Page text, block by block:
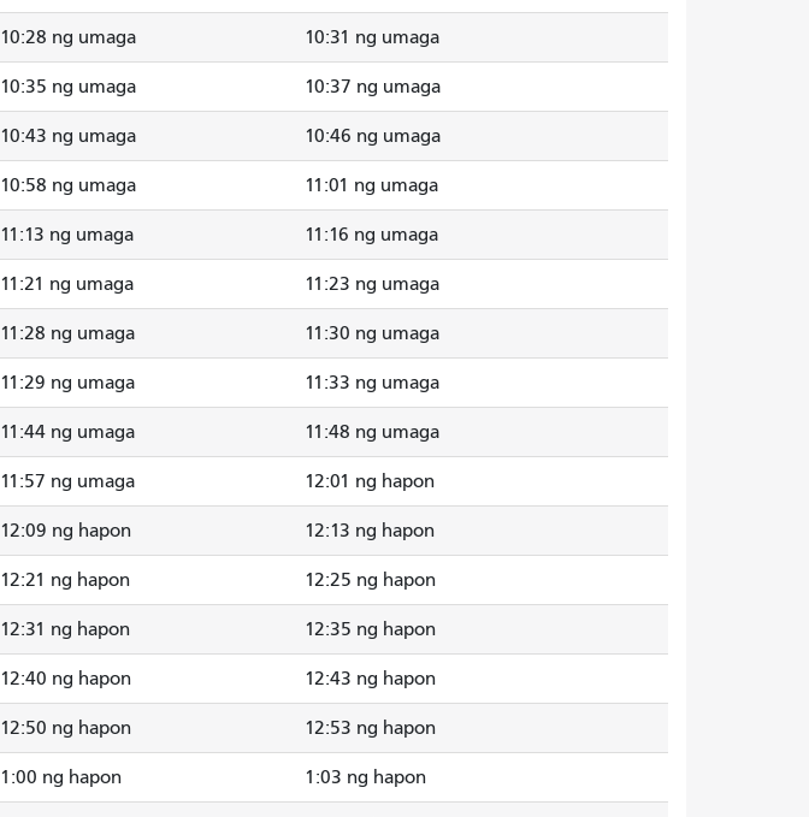
10:28 ng umaga 10:31 ng umaga
10:35 ng umaga 10:37 ng umaga
10:43 ng umaga 10:46 ng umaga
10:58 ng umaga 11:01 ng umaga
11:13 ng umaga 11:16 ng umaga
11:21 ng umaga 11:23 ng umaga
11:28 ng umaga 11:30 ng umaga
11:29 ng umaga 11:33 ng umaga
11:44 ng umaga 11:48 ng umaga
11:57 ng umaga 12:01 ng hapon
12:09 ng hapon 12:13 ng hapon
12:21 ng hapon 12:25 ng hapon
12:31 ng hapon 12:35 ng hapon
12:40 ng hapon 12:43 ng hapon
12:50 ng hapon 12:53 ng hapon
1:00 ng hapon 1:03 ng hapon